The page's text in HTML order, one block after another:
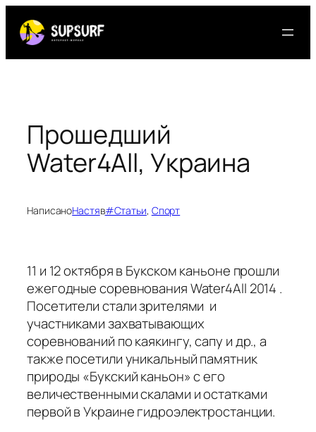
содержимому
Прошедший
Water4All, Украина
НаписаноНастяв#Статьи, Спорт
11 и 12 октября в Букском каньоне прошли
ежегодные соревнования Water4All 2014 .
Посетители стали зрителями и
участниками захватывающих
соревнований по каякингу, сапу и др., а
также посетили уникальный памятник
природы «Букский каньон» с его
величественными скалами и остатками
первой в Украине гидроэлектростанции.